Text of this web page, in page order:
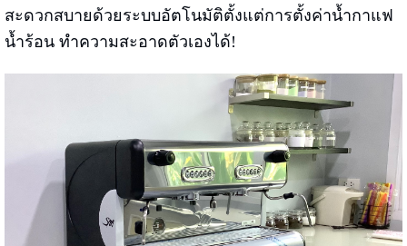
สะดวกสบายด้วยระบบอัตโนมัติตั้งแต่การตั้งค่าน้ำกาแฟ
น้ำร้อน ทำความสะอาดตัวเองได้!